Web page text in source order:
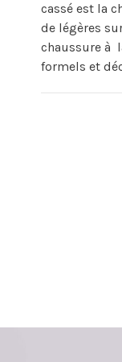
cassé est la
de légères
chaussure à
formels et